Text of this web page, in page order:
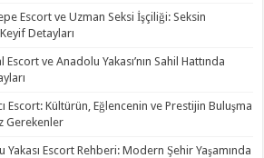
Escort ve Uzman Seksi İşçiliği: Seksin
Detayları
ve Anadolu Yakası’nın Sahil Hattında
Escort: Kültürün, Eğlencenin ve Prestijin Buluşma
Gerekenler
Escort Rehberi: Modern Şehir Yaşamında